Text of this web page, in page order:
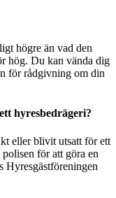
högre än vad den
hög. Du kan vända dig
för rådgivning om din
hyresbedrägeri?
eller blivit utsatt för ett
för att göra en
Hyresgästföreningen